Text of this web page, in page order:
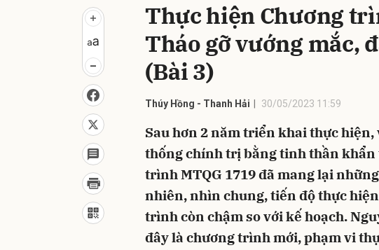
Thực hiện Chương
Tháo gỡ vướng mắc,
(Bài 3)
Thúy Hồng - Thanh Hải 30/05/2023 11:59
Sau hơn 2 năm triển khai thực hiện,
thống chính trị bằng tinh thần
trình MTQG 1719 đã mang lại
nhiên, nhìn chung, tiến độ thực
trình còn chậm so với kế hoạch.
đây là chương trình mới, phạm vi